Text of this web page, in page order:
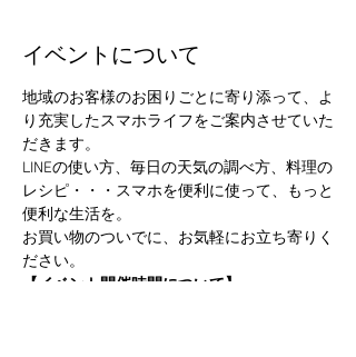
イベントについて
地域のお客様のお困りごとに寄り添って、よ
り充実したスマホライフをご案内させていた
だきます。
LINEの使い方、毎日の天気の調べ方、料理の
レシピ・・・スマホを便利に使って、もっと
便利な生活を。
お買い物のついでに、お気軽にお立ち寄りく
ださい。
【イベント開催時間について】